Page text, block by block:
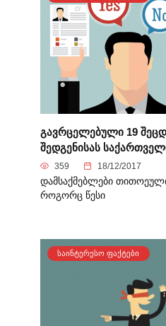
გავრცელებული 19
შედგენისას
359 18/12/2017
დამსაქმებლები
როგორც წესი
ᲡᲐᲘᲜᲢᲔᲠᲔᲡᲝ ᲤᲐᲥᲢᲔᲑᲘ